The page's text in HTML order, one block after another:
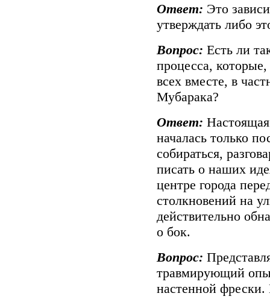
Ответ: Это
утверждать либо
Вопрос: Есть ли
процесса,
всех вместе, в
Мубарака?
Ответ:
началась только
собираться,
писать о наших
центре города
столкновений на
действительно
о бок.
Вопрос:
травмирующий
настенной фрески.